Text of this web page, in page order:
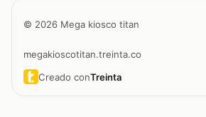
© 2026 Mega kiosco titan
megakioscotitan.treinta.co
Creado conTreinta